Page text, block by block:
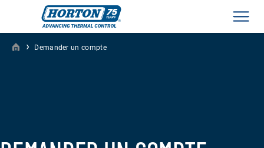
› Demander un compte